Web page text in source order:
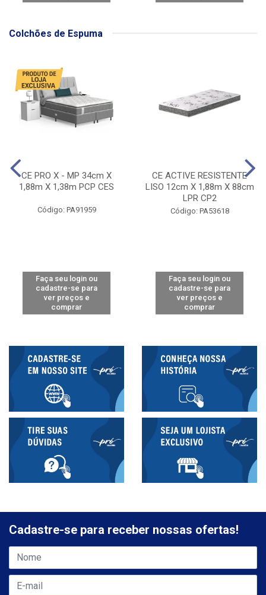
Colchões de Espuma
CE PRO X - MP 34cm X
1,88m X 1,38m PCP CES
Código: PA91959
Faça seu login ou
cadastre-se para
ver preços e
comprar
CE ACTIVE RESISTENTE
LISO 12cm X 1,88m X 88cm
LPR CP2
Código: PA53618
Faça seu login ou
cadastre-se para
ver preços e
comprar
Cadastre-se para receber nossas ofertas!